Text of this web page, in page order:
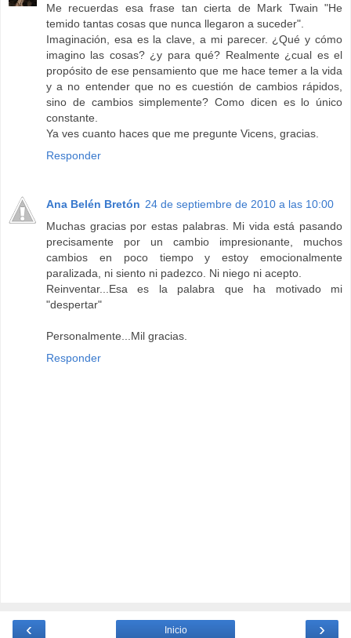
Me recuerdas esa frase tan cierta de Mark Twain "He
temido tantas cosas que nunca llegaron a suceder".
Imaginación, esa es la clave, a mi parecer. ¿Qué y cómo
imagino las cosas? ¿y para qué? Realmente ¿cual es el
propósito de ese pensamiento que me hace temer a la vida
y a no entender que no es cuestión de cambios rápidos,
sino de cambios simplemente? Como dicen es lo único
constante.
Ya ves cuanto haces que me pregunte Vicens, gracias.
Responder
Ana Belén Bretón 24 de septiembre de 2010 a las 10:00
Muchas gracias por estas palabras. Mi vida está pasando
precisamente por un cambio impresionante, muchos
cambios en poco tiempo y estoy emocionalmente
paralizada, ni siento ni padezco. Ni niego ni acepto.
Reinventar...Esa es la palabra que ha motivado mi
"despertar"
Personalmente...Mil gracias.
Responder
‹ ›
Inicio